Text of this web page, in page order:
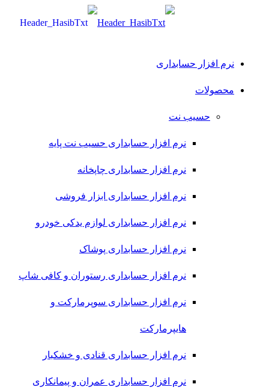
نرم افزار حسابداری
محصولات
حسیب نت
نرم افزار حسابداری حسیب نت پایه
نرم افزار حسابداری چاپخانه
نرم افزار حسابداری ابزار فروشی
نرم افزار حسابداری لوازم یدکی خودرو
نرم افزار حسابداری پوشاک
نرم افزار حسابداری رستوران و کافی شاپ
نرم افزار حسابداری سوپرمارکت و
هایپرمارکت
نرم افزار حسابداری قنادی و خشکبار
نرم افزار حسابداری عمران و پیمانکاری